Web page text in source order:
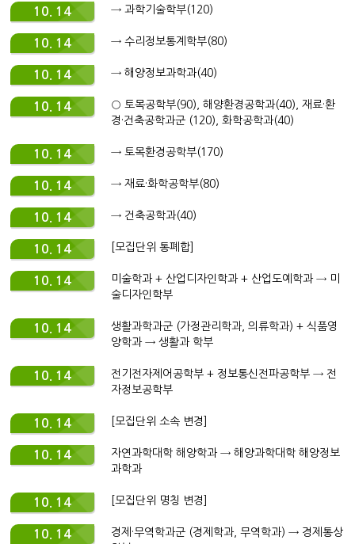
10. 14 → 과학기술학부(120)
10. 14 → 수리정보통계학부(80)
10. 14 → 해양정보과학과(40)
10. 14
○ 토목공학부(90), 해양환경공학과(40), 재료·환
경·건축공학과군 (120), 화학공학과(40)
10. 14 → 토목환경공학부(170)
10. 14 → 재료·화학공학부(80)
10. 14 → 건축공학과(40)
10. 14 [모집단위 통폐합]
10. 14
미술학과 + 산업디자인학과 + 산업도예학과 → 미
술디자인학부
10. 14
생활과학과군 (가정관리학과, 의류학과) + 식품영
양학과 → 생활과 학부
10. 14
전기전자제어공학부 + 정보통신전파공학부 → 전
자정보공학부
10. 14 [모집단위 소속 변경]
10. 14
자연과학대학 해양학과 → 해양과학대학 해양정보
과학과
10. 14 [모집단위 명칭 변경]
10. 14
경제·무역학과군 (경제학과, 무역학과) → 경제통상